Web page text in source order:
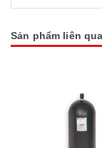
Sản phẩm liên